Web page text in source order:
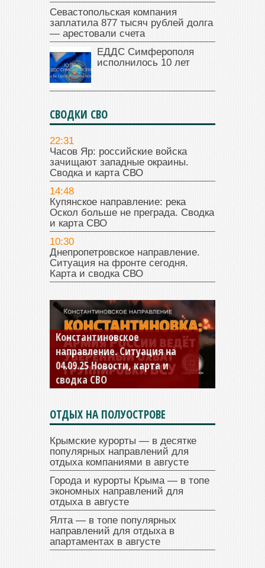
Севастопольская компания
заплатила 877 тысяч рублей долга
— арестовали счета
ЕДДС Симферополя
исполнилось 10 лет
СВОДКИ СВО
22:31
Часов Яр: российские войска
зачищают западные окраины.
Сводка и карта СВО
14:48
Купянское направление: река
Оскол больше не преграда. Сводка
и карта СВО
10:30
Днепропетровское направление.
Ситуация на фронте сегодня.
Карта и сводка СВО
Константиновское
направление. Ситуация на
04.09.25 Новости, карта и
сводка СВО
ОТДЫХ НА ПОЛУОСТРОВЕ
Крымские курорты — в десятке
популярных направлений для
отдыха компаниями в августе
Города и курорты Крыма — в топе
экономных направлений для
отдыха в августе
Ялта — в топе популярных
направлений для отдыха в
апартаментах в августе